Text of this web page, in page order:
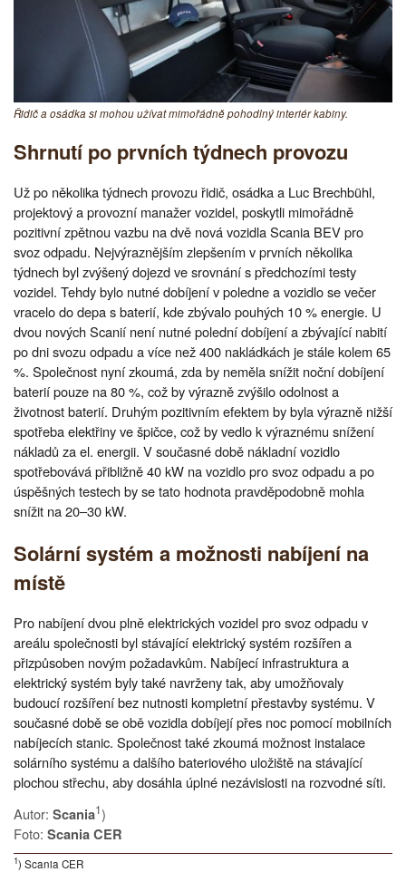
Řidič a osádka si mohou užívat mimořádně pohodlný interiér kabiny.
Shrnutí po prvních týdnech provozu
Už po několika týdnech provozu řidič, osádka a Luc Brechbühl,
projektový a provozní manažer vozidel, poskytli mimořádně
pozitivní zpětnou vazbu na dvě nová vozidla Scania BEV pro
svoz odpadu. Nejvýraznějším zlepšením v prvních několika
týdnech byl zvýšený dojezd ve srovnání s předchozími testy
vozidel. Tehdy bylo nutné dobíjení v poledne a vozidlo se večer
vracelo do depa s baterií, kde zbývalo pouhých 10 % energie. U
dvou nových Scanií není nutné polední dobíjení a zbývající nabití
po dni svozu odpadu a více než 400 nakládkách je stále kolem 65
%. Společnost nyní zkoumá, zda by neměla snížit noční dobíjení
baterií pouze na 80 %, což by výrazně zvýšilo odolnost a
životnost baterií. Druhým pozitivním efektem by byla výrazně nižší
spotřeba elektřiny ve špičce, což by vedlo k výraznému snížení
nákladů za el. energii. V současné době nákladní vozidlo
spotřebovává přibližně 40 kW na vozidlo pro svoz odpadu a po
úspěšných testech by se tato hodnota pravděpodobně mohla
snížit na 20–30 kW.
Solární systém a možnosti nabíjení na
místě
Pro nabíjení dvou plně elektrických vozidel pro svoz odpadu v
areálu společnosti byl stávající elektrický systém rozšířen a
přizpůsoben novým požadavkům. Nabíjecí infrastruktura a
elektrický systém byly také navrženy tak, aby umožňovaly
budoucí rozšíření bez nutnosti kompletní přestavby systému. V
současné době se obě vozidla dobíjejí přes noc pomocí mobilních
nabíjecích stanic. Společnost také zkoumá možnost instalace
solárního systému a dalšího bateriového uložiště na stávající
plochou střechu, aby dosáhla úplné nezávislosti na rozvodné síti.
Autor: Scania1)
Foto: Scania CER
1) Scania CER